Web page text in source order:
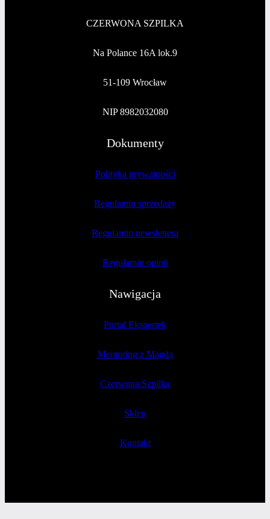
CZERWONA SZPILKA
Na Polance 16A lok.9
51-109 Wrocław
NIP 8982032080
Dokumenty
Polityka prywatności
Regulamin sprzedaży
Regulamin newslettera
Regulamin opinii
Nawigacja
Portal Ekspertek
Mentoring z Magdą
Czerwona Szpilka
Sklep
Kontakt